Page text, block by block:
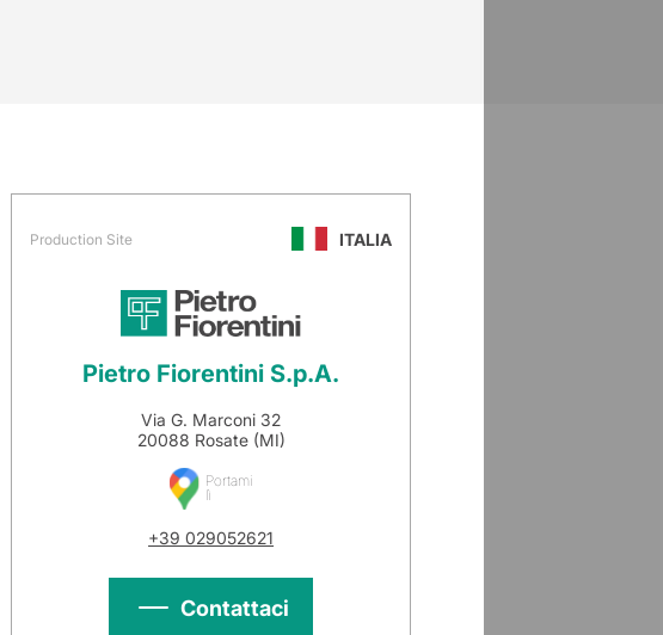
Production Site ITALIA
Pietro Fiorentini S.p.A.
Via G. Marconi 32
20088 Rosate (MI)
Portami
lì
+39 029052621
Contattaci